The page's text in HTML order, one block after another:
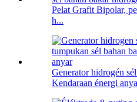
Pelat Grafit Bipolar,
h...
Generator hidrogén
Kendaraan énergi